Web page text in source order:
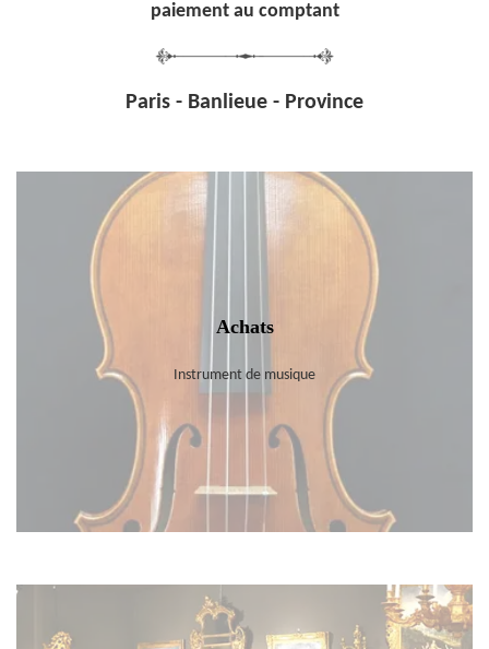
paiement au comptant
Paris - Banlieue - Province
Achats
Instrument de musique